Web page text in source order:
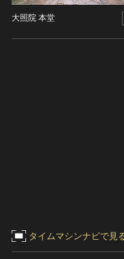
大照院 本堂
タイムマシンナビで見
生活文化
その他